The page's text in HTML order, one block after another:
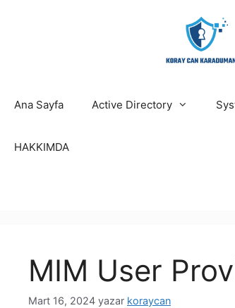
Ana Sayfa Active Directory
HAKKIMDA
MIM User
Mart 16, 2024 yazar koraycan